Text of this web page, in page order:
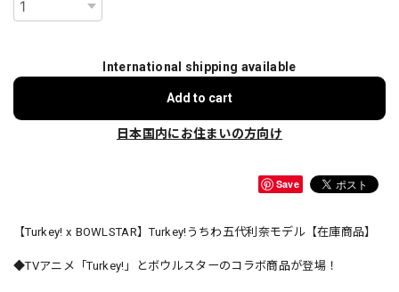
International shipping available
Add to cart
日本国内にお住まいの方向け
Save
【Turkey! x BOWLSTAR】Turkey!うちわ五代利奈モデル【在庫商品】
◆TVアニメ「Turkey!」とボウルスターのコラボ商品が登場！